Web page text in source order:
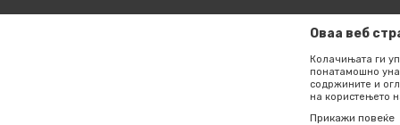
Настојуваме да бидеме што е можно попрецизни во
прикажувањето на фотографиите и самите цени, но не
Оваа веб
Колачињата ги
понатамошно
содржините и
на користењето
Прикажи повеќе